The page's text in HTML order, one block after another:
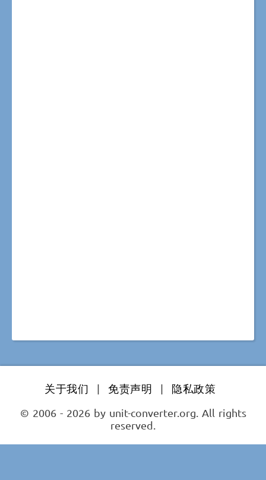
关于我们 | 免责声明 |
隐私政策
© 2006 - 2026 by unit-converter.org. All rights
reserved.